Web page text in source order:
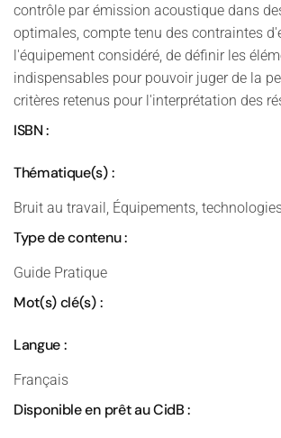
contrôle par émission acoustique dans
optimales, compte tenu des contraintes
l'équipement considéré, de définir les
indispensables pour pouvoir juger de la
critères retenus pour l'interprétation des
ISBN :
Thématique(s) :
Bruit au travail, Équipements,
Type de contenu :
Guide Pratique
Mot(s) clé(s) :
Langue :
Français
Disponible en prêt au CidB :